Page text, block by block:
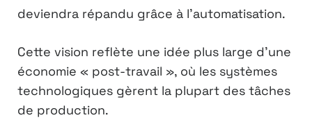
deviendra répandu grâce à l’automatisation.
Cette vision reflète une idée plus large d’une
économie « post-travail », où les systèmes
technologiques gèrent la plupart des tâches
de production.